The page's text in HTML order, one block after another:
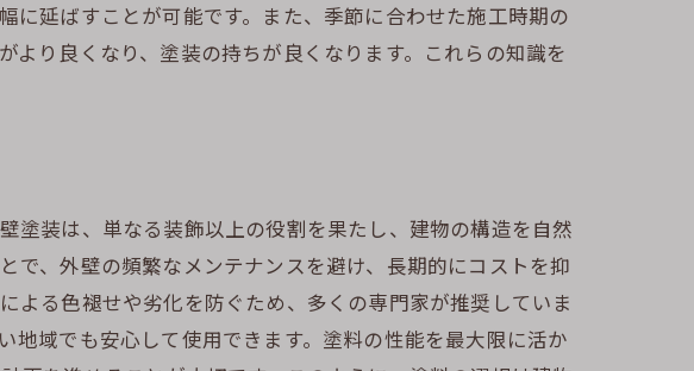
する
見極め方
ドバイス
ット
秘訣
に延ばすことが可能です。また、季節に合わせた施工時期の
り良くなり、塗装の持ちが良くなります。これらの知識を
塗装は、単なる装飾以上の役割を果たし、建物の構造を自然
で、外壁の頻繁なメンテナンスを避け、長期的にコストを抑
よる色褪せや劣化を防ぐため、多くの専門家が推奨していま
域でも安心して使用できます。塗料の性能を最大限に活か